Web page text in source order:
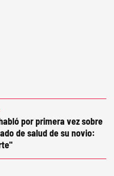
por primera vez sobre
de salud de su novio: